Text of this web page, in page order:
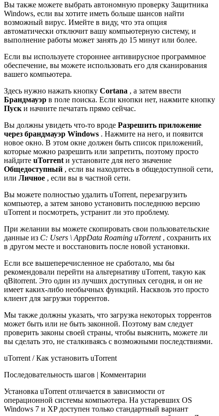
Вы также можете выбрать автономную проверку Защитника
Windows, если вы хотите иметь больше шансов найти
возможный вирус. Имейте в виду, что эта опция
автоматически отключит вашу компьютерную систему, и
выполнение работы может занять до 15 минут или более.
Если вы используете стороннее антивирусное программное
обеспечение, вы можете использовать его для сканирования
вашего компьютера.
Здесь нужно нажать кнопку Cortana , а затем ввести
Брандмауэр в поле поиска. Если кнопки нет, нажмите кнопку
Пуски начните печатать прямо сейчас.
Вы должны увидеть что-то вроде Разрешить приложение
через брандмауэр Windows . Нажмите на него, и появится
новое окно. В этом окне должен быть список приложений,
которые можно разрешить или запретить, поэтому просто
найдите uTorrentи установите для него значение
Общедоступный , если вы находитесь в общедоступной сети,
или Личное , если вы в частной сети.
Вы можете полностью удалить uTorrent, перезагрузить
компьютер, а затем заново установить последнюю версию
uTorrent и посмотреть, устранит ли это проблему.
При желании вы можете скопировать свои пользовательские
данные из C: Users \ AppData Roaming uTorrent , сохранить их
в другом месте и восстановить после новой установки.
Если все вышеперечисленное не сработало, мы бы
рекомендовали перейти на альтернативу uTorrent, такую ​​как
qBitorrent. Это один из лучших доступных сегодня, и он не
имеет каких-либо необычных функций. Насквозь это просто
клиент для загрузки торрентов.
Мы также должны указать, что загрузка некоторых торрентов
может быть или не быть законной. Поэтому вам следует
проверить законы своей страны, чтобы выяснить, можете ли
вы сделать это, не сталкиваясь с возможными последствиями.
uTorrent / Как установить uTorrent
Последовательность шагов | Комментарии
Установка uTorrent отличается в зависимости от
операционной системы компьютера. На устаревших OS
Windows 7 и XP доступен только стандартный вариант